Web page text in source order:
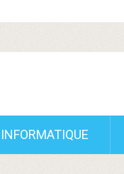
INFORMATIQUE